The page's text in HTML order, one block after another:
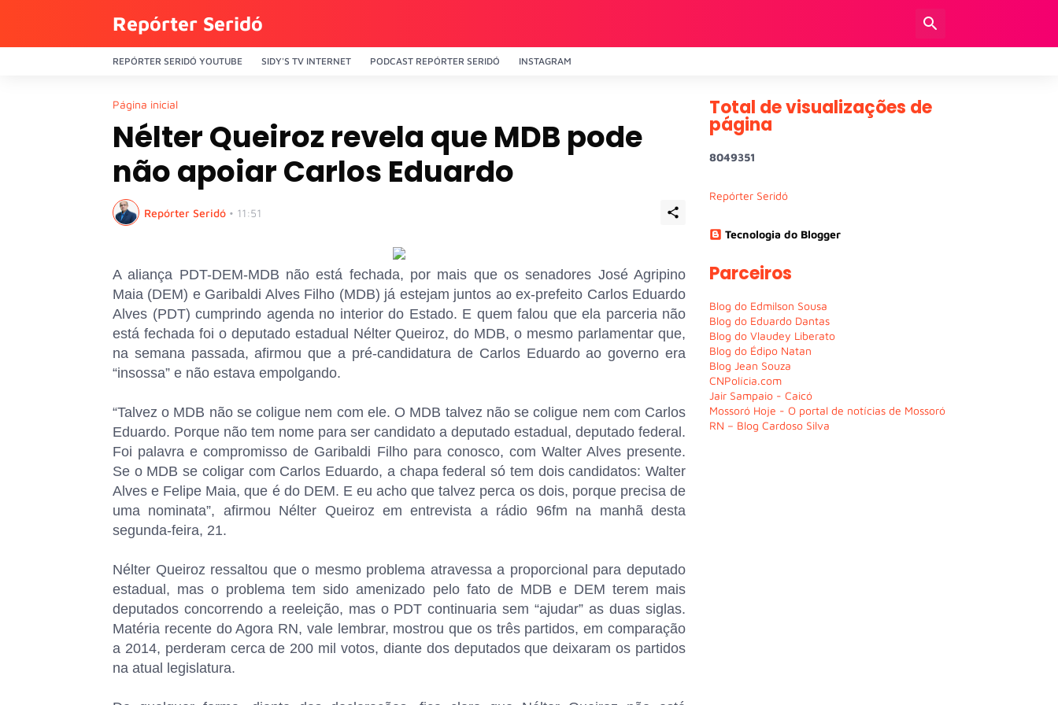
Repórter Seridó
REPÓRTER SERIDÓ YOUTUBE SIDY'S TV INTERNET PODCAST REPÓRTER SERIDÓ INSTAGRAM
Página inicial
Nélter Queiroz revela que MDB pode
não apoiar Carlos Eduardo
Repórter Seridó • 11:51
A aliança PDT-DEM-MDB não está fechada, por mais que os senadores José Agripino
Maia (DEM) e Garibaldi Alves Filho (MDB) já estejam juntos ao ex-prefeito Carlos Eduardo
Alves (PDT) cumprindo agenda no interior do Estado. E quem falou que ela parceria não
está fechada foi o deputado estadual Nélter Queiroz, do MDB, o mesmo parlamentar que,
na semana passada, afirmou que a pré-candidatura de Carlos Eduardo ao governo era
“insossa” e não estava empolgando.
“Talvez o MDB não se coligue nem com ele. O MDB talvez não se coligue nem com Carlos
Eduardo. Porque não tem nome para ser candidato a deputado estadual, deputado federal.
Foi palavra e compromisso de Garibaldi Filho para conosco, com Walter Alves presente.
Se o MDB se coligar com Carlos Eduardo, a chapa federal só tem dois candidatos: Walter
Alves e Felipe Maia, que é do DEM. E eu acho que talvez perca os dois, porque precisa de
uma nominata”, afirmou Nélter Queiroz em entrevista a rádio 96fm na manhã desta
segunda-feira, 21.
Nélter Queiroz ressaltou que o mesmo problema atravessa a proporcional para deputado
estadual, mas o problema tem sido amenizado pelo fato de MDB e DEM terem mais
deputados concorrendo a reeleição, mas o PDT continuaria sem “ajudar” as duas siglas.
Matéria recente do Agora RN, vale lembrar, mostrou que os três partidos, em comparação
a 2014, perderam cerca de 200 mil votos, diante dos deputados que deixaram os partidos
na atual legislatura.
Total de visualizações de
página
8049351
Repórter Seridó
Tecnologia do Blogger
Parceiros
Blog do Edmilson Sousa
Blog do Eduardo Dantas
Blog do Vlaudey Liberato
Blog do Édipo Natan
Blog Jean Souza
CNPolícia.com
Jair Sampaio - Caicó
Mossoró Hoje - O portal de notícias de Mossoró
RN – Blog Cardoso Silva